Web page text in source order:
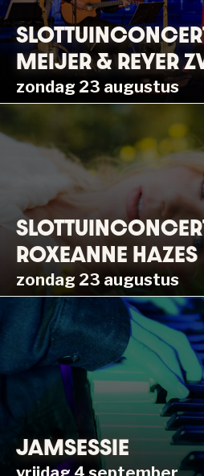
MEIJER & REYER
zondag 23 augustus
ROXEANNE HAZES
zondag 23 augustus
JAMSESSIE